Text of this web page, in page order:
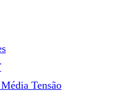
Tensão